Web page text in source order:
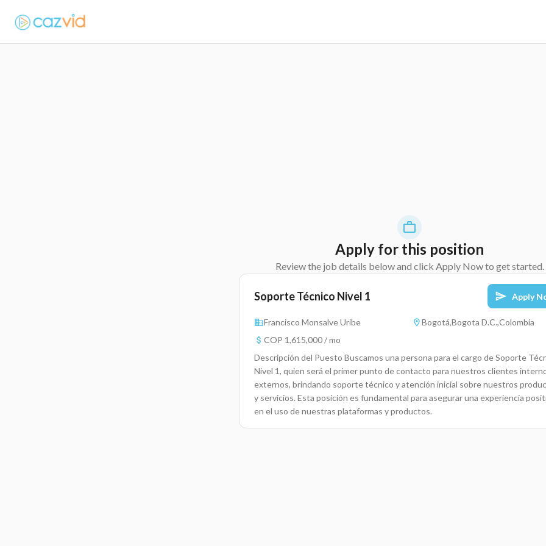
Apply for this position
Review the job details below and click Apply Now to get started.
Soporte Técnico Nivel 1 Apply
Francisco Monsalve Uribe
Bogotá,Bogota D.C.,Colombia
COP 1,615,000 / mo
Descripción del Puesto Buscamos una persona para el cargo de Soporte
Nivel 1, quien será el primer punto de contacto para nuestros clientes
externos, brindando soporte técnico y atención inicial sobre nuestros
y servicios. Esta posición es fundamental para asegurar una experiencia
en el uso de nuestras plataformas y productos.